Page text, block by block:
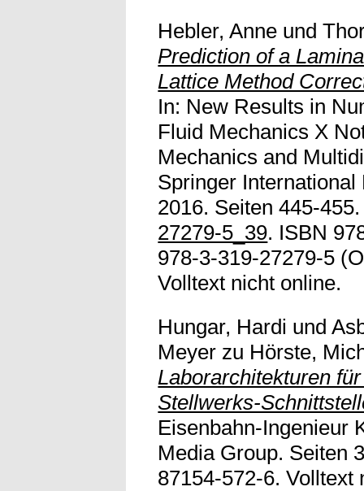
Hebler, Anne und
Prediction of a
Lattice Method
In: New Results in
Fluid Mechanics X
Mechanics and
Springer
2016. Seiten 445-
27279-5_39. ISBN
978-3-319-27279-5
Volltext nicht online.
Hungar, Hardi und
Meyer zu Hörste,
Laborarchitekturen
Stellwerks-
Eisenbahn-Ingenieur
Media Group. Seiten
87154-572-6. Volltext